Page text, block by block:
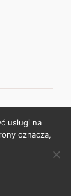
usługi na
oznacza,